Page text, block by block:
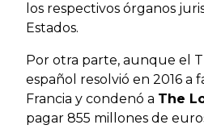
los respectivos órganos
Estados.
Por otra parte, aunque el
español resolvió en 2016 a
Francia y condenó a The
pagar 855 millones de